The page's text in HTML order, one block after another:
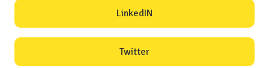
LinkedIN
Twitter